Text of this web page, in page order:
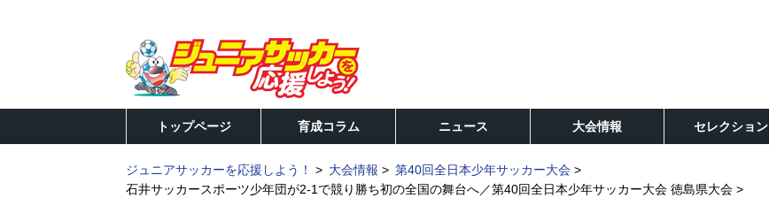
トップページ 育成コラム ニュース 大会情報 セレクション
ジュニアサッカーを応援しよう！ 大会情報
第40回全日本少年サッカー大会
石井サッカースポーツ少年団が2-1で競り勝ち初の全国の舞台へ／第40回全日本少年サッカー大会 徳島県大会